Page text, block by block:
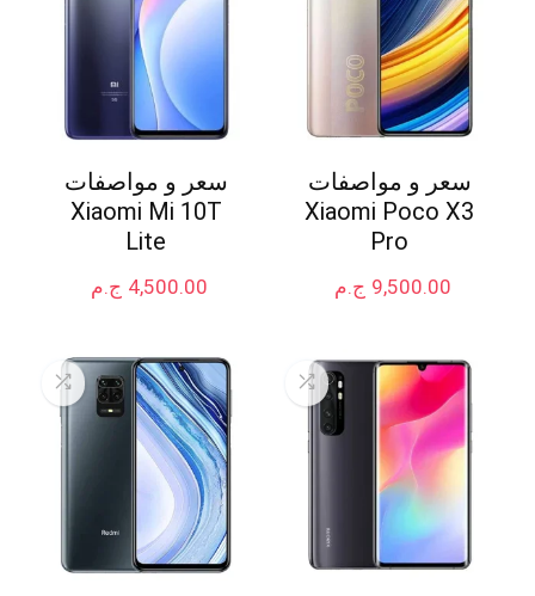
سعر و مواصفات
Xiaomi Poco X3
Pro
ج.م 9,500.00
سعر و مواصفات
Xiaomi Mi 10T
Lite
ج.م 4,500.00